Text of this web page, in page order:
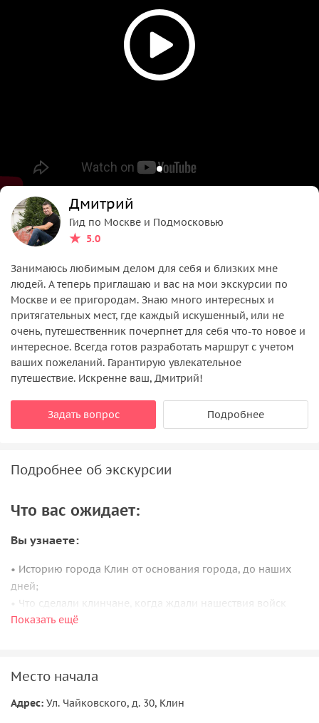
Дмитрий
Гид по Москве и Подмосковью
5.0
Занимаюсь любимым делом для себя и близких мне
людей. А теперь приглашаю и вас на мои экскурсии по
Москве и ее пригородам. Знаю много интересных и
притягательных мест, где каждый искушенный, или не
очень, путешественник почерпнет для себя что-то новое и
интересное. Всегда готов разработать маршрут с учетом
ваших пожеланий. Гарантирую увлекательное
путешествие. Искренне ваш, Дмитрий!
Задать вопрос Подробнее
Подробнее об экскурсии
Что вас ожидает:
Вы узнаете:
• Историю города Клин от основания города, до наших
дней;
• Что сделали клинчане, когда ждали нашествия войск
Наполеона;
• Как была спасена императорская семья Александра III;
годов;
Показать ещё
Место начала
Адрес: Ул. Чайковского, д. 30, Клин